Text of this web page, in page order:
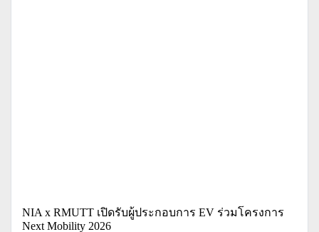
NIA x RMUTT เปิดรับผู้ประกอบการ EV ร่วมโครงการ
Next Mobility 2026